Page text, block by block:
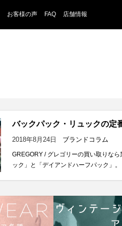
お客様の声 FAQ 店舗情報
バックパック・リュックの定
2018年8月24日 ブランドコラム
GREGORY / グレゴリーの買い取りな
ック」と「デイアンドハーフパック」